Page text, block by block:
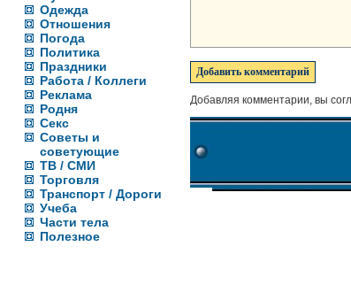
Одежда
Отношения
Погода
Политика
Праздники
Работа / Коллеги
Реклама
Родня
Секс
Советы и
советующие
ТВ / СМИ
Торговля
Транспорт / Дороги
Учеба
Части тела
Полезное
Добавляя комментарии, вы